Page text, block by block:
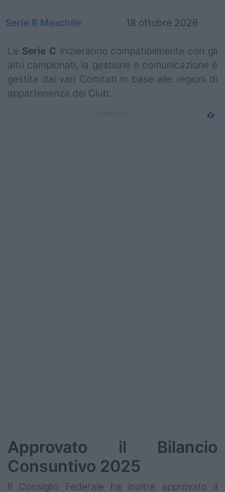
Serie B Maschile 18 ottobre 2026
Le Serie C inizieranno compatibilmente con gli
altri campionati, la gestione e comunicazione è
gestita dai vari Comitati in base alle regioni di
appartenenza dei Club.
Approvato il Bilancio
Consuntivo 2025
Il Consiglio Federale ha inoltre approvato il